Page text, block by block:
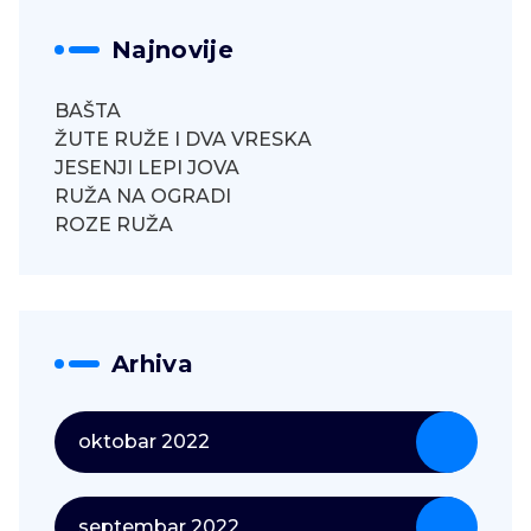
Najnovije
BAŠTA
ŽUTE RUŽE I DVA VRESKA
JESENJI LEPI JOVA
RUŽA NA OGRADI
ROZE RUŽA
Arhiva
oktobar 2022
septembar 2022